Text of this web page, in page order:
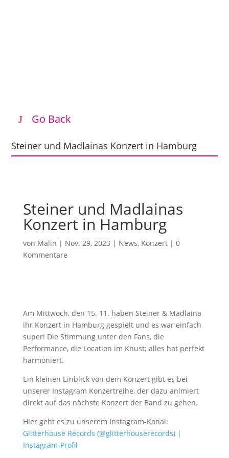
Go Back
Steiner und Madlainas Konzert in Hamburg
Steiner und Madlainas
Konzert in Hamburg
von Malin | Nov. 29, 2023 | News, Konzert| 0
Kommentare
Am Mittwoch, den 15. 11. haben Steiner & Madlaina
ihr Konzert in Hamburg gespielt und es war einfach
super! Die Stimmung unter den Fans, die
Performance, die Location im Knust; alles hat perfekt
harmoniert.
Ein kleinen Einblick von dem Konzert gibt es bei
unserer Instagram Konzertreihe, der dazu animiert
direkt auf das nächste Konzert der Band zu gehen.
Hier geht es zu unserem Instagram-Kanal:
Glitterhouse Records (@glitterhouserecords) |
Instagram-Profil